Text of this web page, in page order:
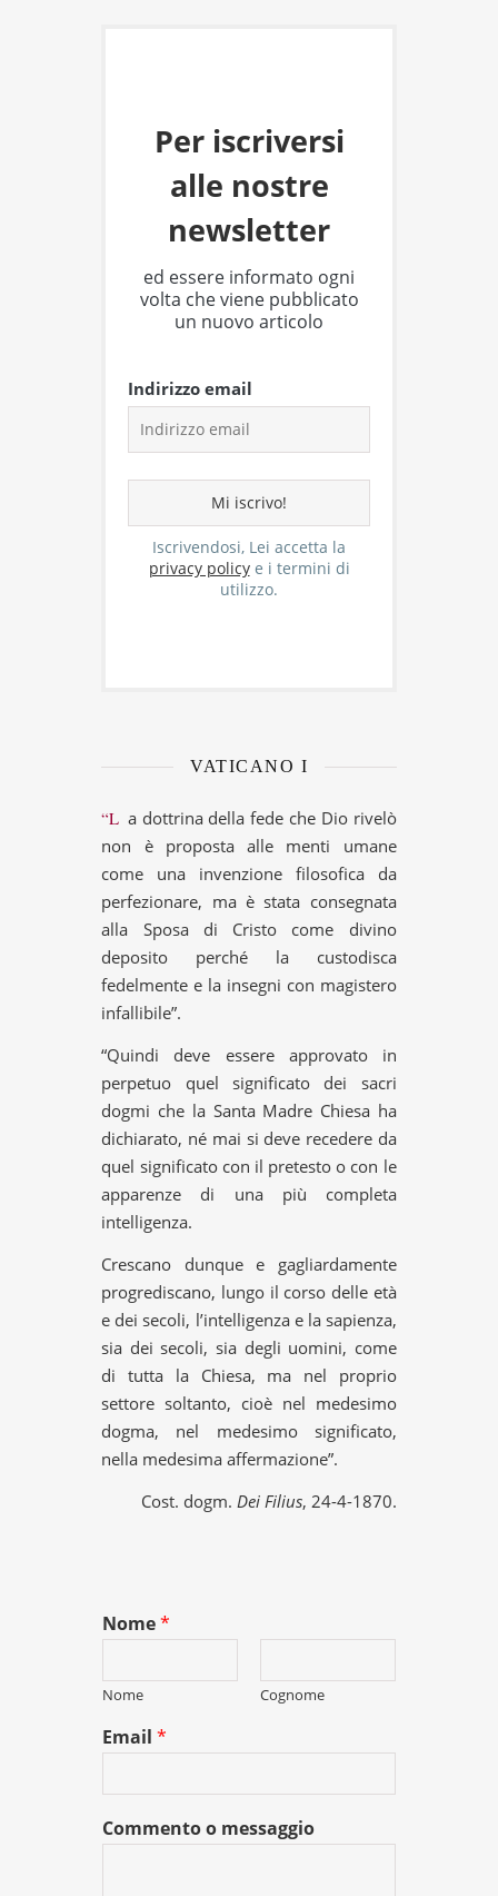
Per iscriversi
alle nostre
newsletter
ed essere informato ogni
volta che viene pubblicato
un nuovo articolo
Indirizzo email
Iscrivendosi, Lei accetta la
privacy policye i termini di
utilizzo.
VATICANO I
“La dottrina della fede che Dio rivelò
non è proposta alle menti umane
come una invenzione filosofica da
perfezionare, ma è stata consegnata
alla Sposa di Cristo come divino
deposito perché la custodisca
fedelmente e la insegni con magistero
infallibile”.
“Quindi deve essere approvato in
perpetuo quel significato dei sacri
dogmi che la Santa Madre Chiesa ha
dichiarato, né mai si deve recedere da
quel significato con il pretesto o con le
apparenze di una più completa
intelligenza.
Crescano dunque e gagliardamente
progrediscano, lungo il corso delle età
e dei secoli, l’intelligenza e la sapienza,
sia dei secoli, sia degli uomini, come
di tutta la Chiesa, ma nel proprio
settore soltanto, cioè nel medesimo
dogma, nel medesimo significato,
nella medesima affermazione”.
Cost. dogm. Dei Filius, 24-4-1870.
Nome*
Nome Cognome
Email*
Commento o messaggio